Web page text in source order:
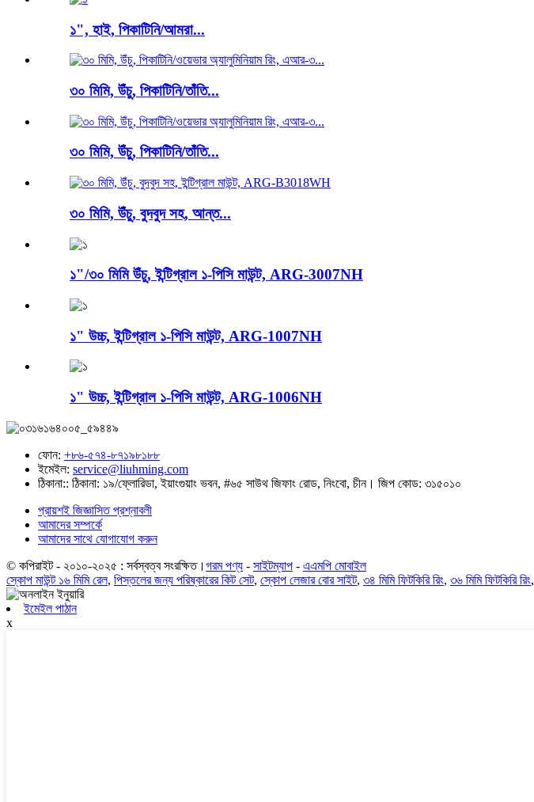
১", হাই, পিকাটিনি/আমরা...
৩০ মিমি, উঁচু, পিকাটিনি/তাঁতি...
৩০ মিমি, উঁচু, পিকাটিনি/তাঁতি...
৩০ মিমি, উঁচু, বুদবুদ সহ, আন্ত...
১"/৩০ মিমি উঁচু, ইন্টিগ্রাল ১-পিসি মাউন্ট, ARG-3007NH
১" উচ্চ, ইন্টিগ্রাল ১-পিসি মাউন্ট, ARG-1007NH
১" উচ্চ, ইন্টিগ্রাল ১-পিসি মাউন্ট, ARG-1006NH
ফোন: +৮৬-৫৭৪-৮৭১৯৮১৮৮
ইমেইল: service@liuhming.com
ঠিকানা:: ঠিকানা: ১৯/ফ্লোরিডা, ইয়াংগুয়াং ভবন, #৬৫ সাউথ জিফাং রোড, নিংবো, চীন। জিপ কোড: ৩১৫০১০
প্রায়শই জিজ্ঞাসিত প্রশ্নাবলী
আমাদের সম্পর্কে
আমাদের সাথে যোগাযোগ করুন
© কপিরাইট - ২০১০-২০২৫ : সর্বস্বত্ব সংরক্ষিত। গরম পণ্য - সাইটম্যাপ - এএমপি মোবাইল
স্কোপ মাউন্ট ১৬ মিমি রেল, পিস্তলের জন্য পরিষ্কারের কিট সেট, স্কোপ লেজার বোর সাইট, ৩৪ মিমি ফিটকিরি রিং, ৩৬ মিমি ফিটকিরি রিং,
ইমেইল পাঠান
x